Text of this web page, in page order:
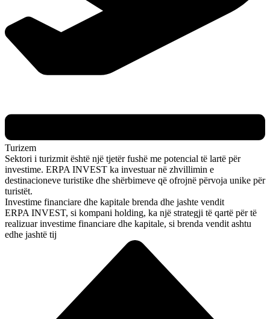
Turizem
Sektori i turizmit është një tjetër fushë me potencial të lartë për
investime. ERPA INVEST ka investuar në zhvillimin e
destinacioneve turistike dhe shërbimeve që ofrojnë përvoja unike për
turistët.
Investime financiare dhe kapitale brenda dhe jashte vendit
ERPA INVEST, si kompani holding, ka një strategji të qartë për të
realizuar investime financiare dhe kapitale, si brenda vendit ashtu
edhe jashtë tij